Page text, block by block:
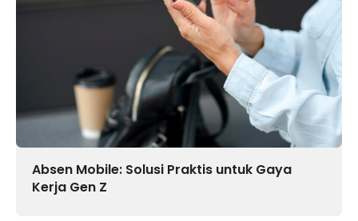
Absen Mobile: Solusi Praktis untuk Gaya
Kerja Gen Z